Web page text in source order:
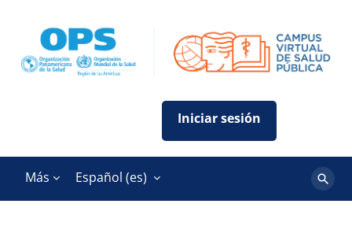
Más Español ‎(es)‎
Buscar